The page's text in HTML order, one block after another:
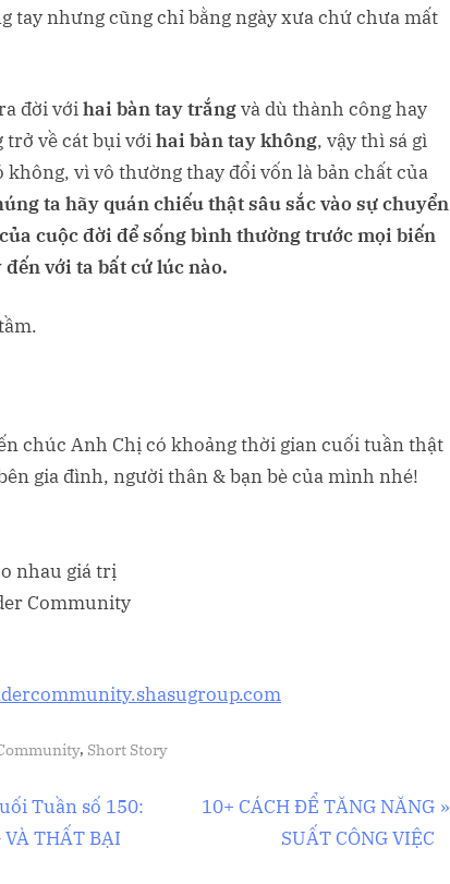
tay nhưng cũng chỉ bằng ngày xưa chứ chưa mất
đời vớihai bàn tay trắngvà dù thành công hay
về cát bụi vớihai bàn tay không, vậy thì sá gì
không, vì vô thường thay đổi vốn là bản chất của
ta hãy quán chiếu thật sâu sắc vào sự chuyển
cuộc đời để sống bình thường trước mọi biến
với ta bất cứ lúc nào.
chúc Anh Chị có khoảng thời gian cuối tuần thật
gia đình, người thân & bạn bè của mình nhé!
nhau giá trị
Community
, Short Story
Tuần số 150:
VÀ THẤT BẠI
N
10+ CÁCH ĐỂ TĂNG NĂNG
SUẤT CÔNG VIỆC